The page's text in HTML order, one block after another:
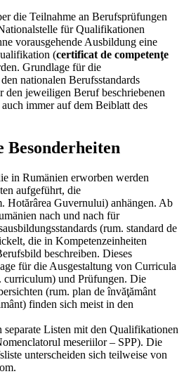
die Teilnahme an Berufsprüfungen
für Qualifikationen
vorausgehende Ausbildung eine
(certificat de competenţe
Grundlage für die
nationalen Berufsstandards
den jeweiligen Beruf beschriebenen
immer auf dem Beiblatt des
Besonderheiten
in Rumänien erworben werden
aufgeführt, die
Hotărârea Guvernului) anhängen. Ab
nach und nach für
(rum. standard de
die in Kompetenzeinheiten
beschreiben. Dieses
für die Ausgestaltung von Curricula
curriculum) und Prüfungen. Die
(rum. plan de învăţământ
finden sich meist in den
Listen mit den Qualifikationen
meseriilor – SPP). Die
unterscheiden sich teilweise von